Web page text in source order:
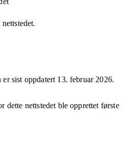
sist oppdatert 13. februar 2026.
nettstedet ble opprettet første